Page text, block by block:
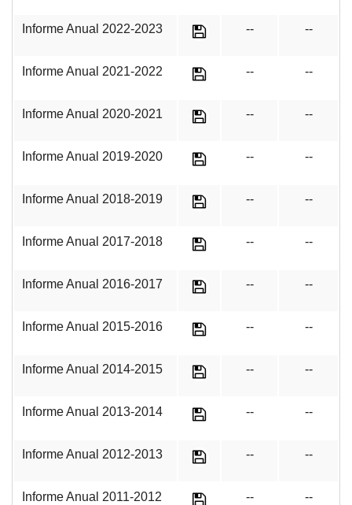
Informe Anual 2022-2023 -- --
Informe Anual 2021-2022 -- --
Informe Anual 2020-2021 -- --
Informe Anual 2019-2020 -- --
Informe Anual 2018-2019 -- --
Informe Anual 2017-2018 -- --
Informe Anual 2016-2017 -- --
Informe Anual 2015-2016 -- --
Informe Anual 2014-2015 -- --
Informe Anual 2013-2014 -- --
Informe Anual 2012-2013 -- --
Informe Anual 2011-2012 -- --